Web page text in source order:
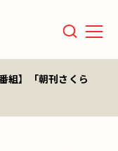
Menu
組】「朝刊さくら